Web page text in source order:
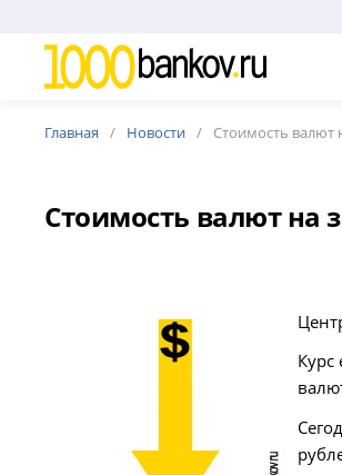
Главная Новости Стоимость валют
Стоимость валют на
Курс